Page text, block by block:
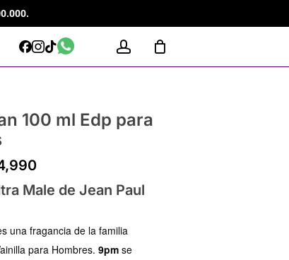
account
Facebook
Instagram
Tiktok
WhatsApp
100 ml Edp para
El
precio
actual
$34,990.
Male de Jean Paul
una fragancia de la familia
para Hombres. 9pm se